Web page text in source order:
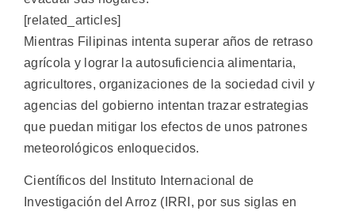
[related_articles]
Mientras Filipinas intenta superar años de retraso
agrícola y lograr la autosuficiencia alimentaria,
agricultores, organizaciones de la sociedad civil y
agencias del gobierno intentan trazar estrategias
que puedan mitigar los efectos de unos patrones
meteorológicos enloquecidos.
Científicos del Instituto Internacional de
Investigación del Arroz (IRRI, por sus siglas en